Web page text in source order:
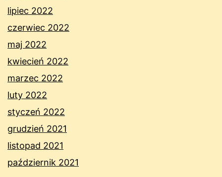
lipiec 2022
czerwiec 2022
maj 2022
kwiecień 2022
marzec 2022
luty 2022
styczeń 2022
grudzień 2021
listopad 2021
październik 2021